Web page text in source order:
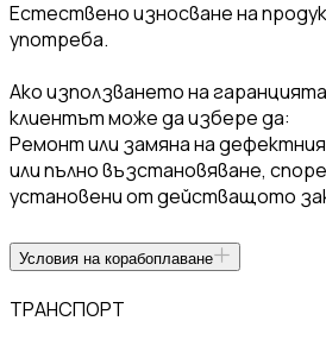
Естествено износване на
употреба.
Ако използването на
клиентът може да избере да:
Ремонт или замяна на
или пълно възстановяване,
установени от действащото
Условия на корабоплаване
ТРАНСПОРТ